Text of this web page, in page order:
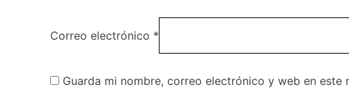
Correo electrónico *
Guarda mi nombre, correo electrónico y web en